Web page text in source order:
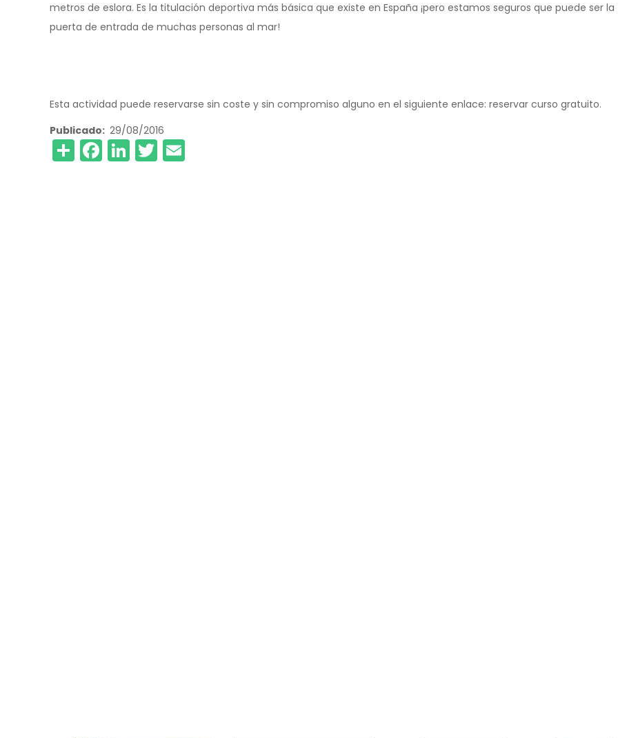
metros de eslora. Es la titulación deportiva más básica que existe en España ¡pero estamos seguros que puede ser la
puerta de entrada de muchas personas al mar!
Esta actividad puede reservarse sin coste y sin compromiso alguno en el siguiente enlace: reservar curso gratuito.
Publicado 29/08/2016
ShareFacebook
LinkedIn
Twitter